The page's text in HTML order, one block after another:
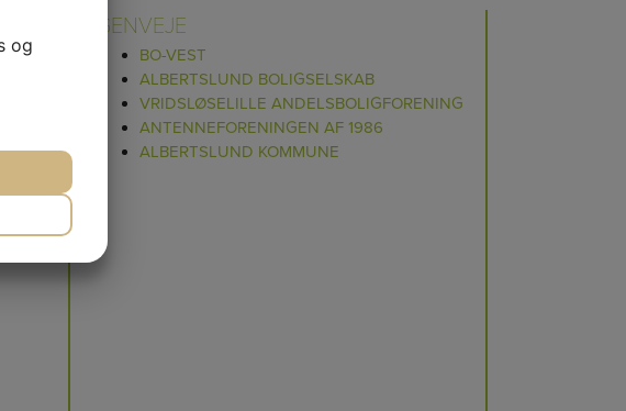
GENVEJE
BO-VEST
ALBERTSLUND BOLIGSELSKAB
VRIDSLØSELILLE ANDELSBOLIGFORENING
ANTENNEFORENINGEN AF 1986
ALBERTSLUND KOMMUNE
og